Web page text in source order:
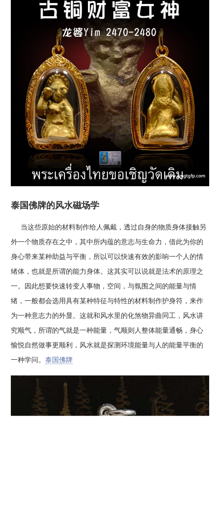
泰国佛牌的风水磁场学
当这些原始的材料制作给人佩戴，透过自身的物质身体接触另
外一个物质存在之中，其中所内蕴的意志与生命力，借此为你的
身心带来某种助益与平衡，所以可以快速有效的影响一个人的情
绪体，也就是所谓的能力身体。这其实可以说就是法术的原理之
一。因此想要快速转变人事物，空间，与氛围之间的能量与情
绪，一般都会选用具有某种特征与特性的材料制作护身符，来作
为一种意志力的外显。这就和风水里的化煞物异曲同工，风水讲
究顺气，所谓的气就是一种能量，气顺则人整体能量通畅，身心
愉悦自然做事更顺利，风水就是探测环境能量与人的能量平衡的
一种学问。泰国佛牌